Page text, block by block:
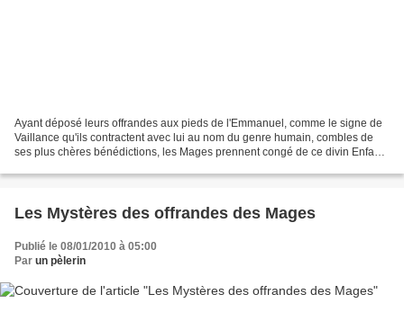
Ayant déposé leurs offrandes aux pieds de l'Emmanuel, comme le signe de
Vaillance qu'ils contractent avec lui au nom du genre humain, combles de
ses plus chères bénédictions, les Mages prennent congé de ce divin Enfant ;
Les Mystères des offrandes des Mages
Publié le 08/01/2010 à 05:00
Par un pèlerin